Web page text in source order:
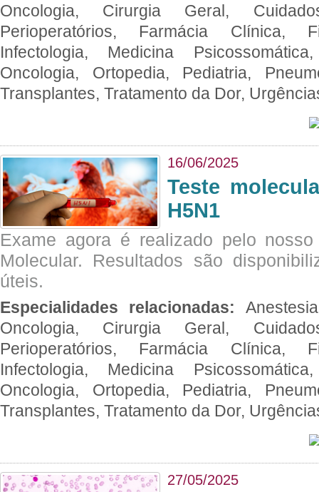
Oncologia, Cirurgia Geral,
Perioperatórios, Farmácia Clínica,
Infectologia, Medicina
Oncologia, Ortopedia, Pediatria,
Transplantes, Tratamento da Dor,
16/06/2025
Teste
H5N1
Exame agora é realizado pelo
Molecular. Resultados são
úteis.
Especialidades relacionadas:
Oncologia, Cirurgia Geral,
Perioperatórios, Farmácia Clínica,
Infectologia, Medicina
Oncologia, Ortopedia, Pediatria,
Transplantes, Tratamento da Dor,
27/05/2025